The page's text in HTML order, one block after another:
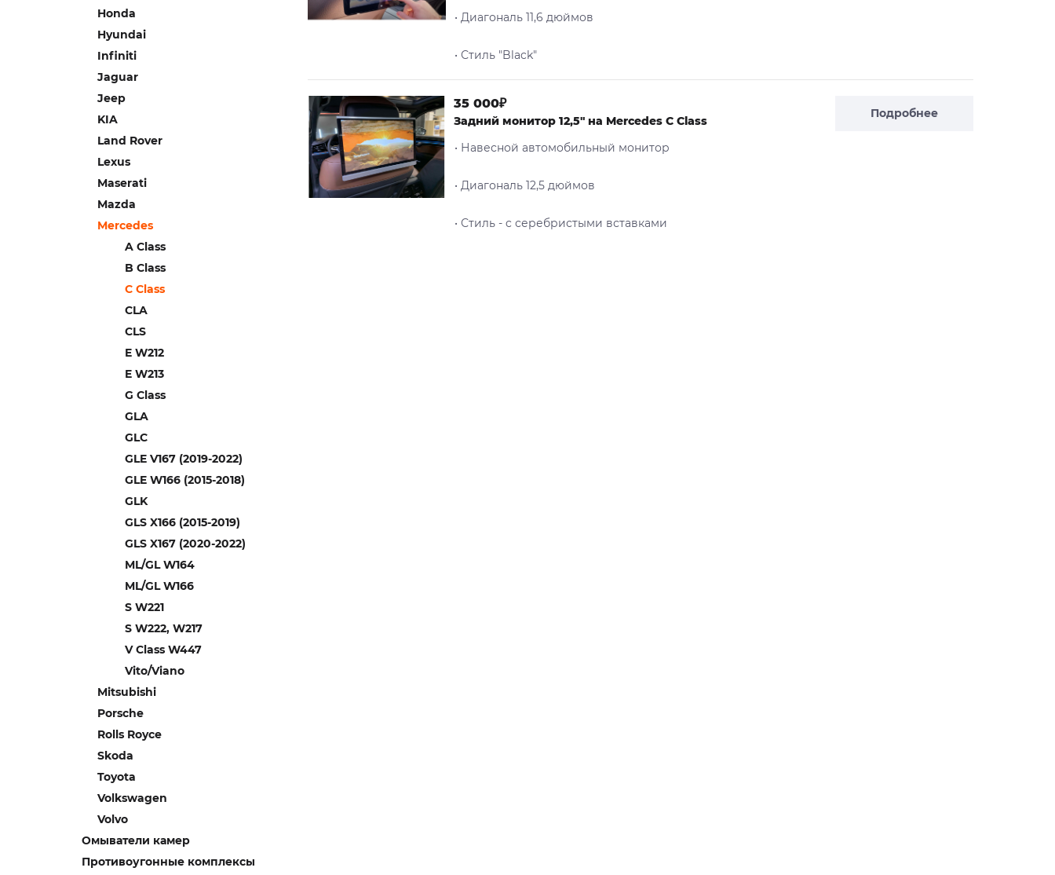
Honda
Hyundai
Infiniti
Jaguar
Jeep
KIA
Land Rover
Lexus
Maserati
Mazda
Mercedes
A Сlass
B Class
C Class
CLA
CLS
E W212
E W213
G Class
GLA
GLC
GLE V167 (2019-2022)
GLE W166 (2015-2018)
GLK
GLS X166 (2015-2019)
GLS X167 (2020-2022)
ML/GL W164
ML/GL W166
S W221
S W222, W217
V Class W447
Vito/Viano
Mitsubishi
Porsche
Rolls Royce
Skoda
Toyota
Volkswagen
Volvo
Омыватели камер
Противоугонные комплексы
• Диагональ 11,6 дюймов
• Стиль "Black"
Подробнее
35 000₽
Задний монитор 12,5" на Mercedes C Class
• Навесной автомобильный монитор
• Диагональ 12,5 дюймов
• Стиль - c серебристыми вставками